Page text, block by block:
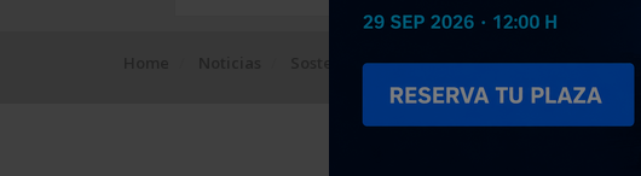
Sostenibilidad El arquitecto japonés